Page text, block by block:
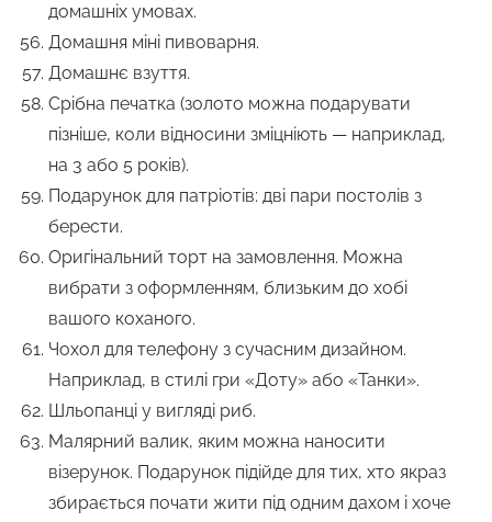
домашніх умовах.
Домашня міні пивоварня.
Домашнє взуття.
Срібна печатка (золото можна подарувати
пізніше, коли відносини зміцніють — наприклад,
на 3 або 5 років).
Подарунок для патріотів: дві пари постолів з
берести.
Оригінальний торт на замовлення. Можна
вибрати з оформленням, близьким до хобі
вашого коханого.
Чохол для телефону з сучасним дизайном.
Наприклад, в стилі гри «Доту» або «Танки».
Шльопанці у вигляді риб.
Малярний валик, яким можна наносити
візерунок. Подарунок підійде для тих, хто якраз
збирається почати жити під одним дахом і хоче